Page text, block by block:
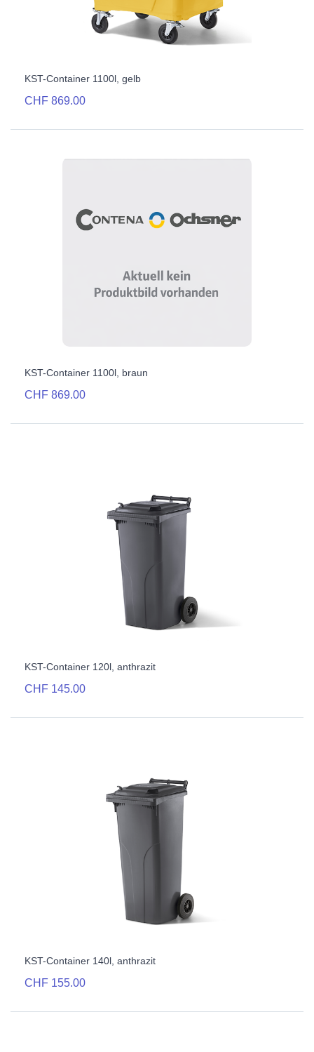
KST-Container 1100l, gelb
CHF 869.00
KST-Container 1100l, braun
CHF 869.00
KST-Container 120l, anthrazit
CHF 145.00
KST-Container 140l, anthrazit
CHF 155.00